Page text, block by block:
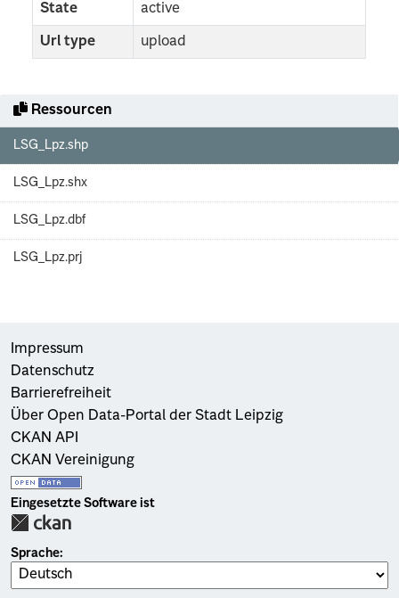
Ressourcen
LSG_Lpz.shp
LSG_Lpz.shx
LSG_Lpz.dbf
LSG_Lpz.prj
State active
Url type upload
Impressum
Datenschutz
Barrierefreiheit
Über Open Data-Portal der Stadt Leipzig
CKAN API
CKAN Vereinigung
Eingesetzte Software ist
Sprache